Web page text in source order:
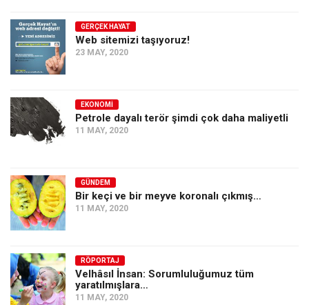
GERÇEK HAYAT
Web sitemizi taşıyoruz!
23 MAY, 2020
EKONOMI
Petrole dayalı terör şimdi çok daha maliyetli
11 MAY, 2020
GÜNDEM
Bir keçi ve bir meyve koronalı çıkmış…
11 MAY, 2020
RÖPORTAJ
Velhâsıl İnsan: Sorumluluğumuz tüm
yaratılmışlara…
11 MAY, 2020